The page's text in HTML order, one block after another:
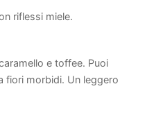
riflessi miele.
e toffee. Puoi
fiori morbidi. Un leggero